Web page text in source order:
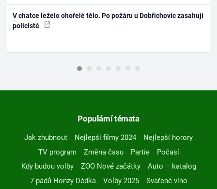
V chatce leželo ohořelé tělo. Po požáru u Dobřichovic zasahují
policisté
Populární témata
Jak zhubnout Nejlepší filmy 2024
Nejlepší horory
TV program
Změna času Partie
Počasí
Kdy budou volby
ZOO Nové začátky
Auto – katalog
7 pádů Honzy Dědka
Volby 2025
Svařené víno